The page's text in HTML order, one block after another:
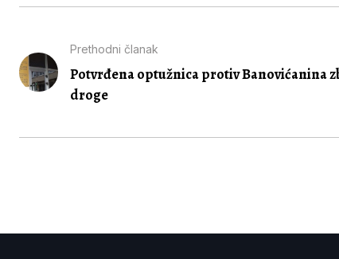
Prethodni članak
Potvrđena optužnica protiv Banovićanina
droge